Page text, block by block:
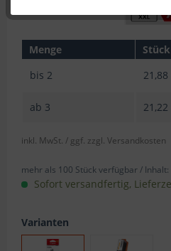
Menge
bis 2
ab 3
inkl. MwSt. / ggf. zzgl. Versandkosten
mehr als 100 Stück verfügbar / Inhalt:
Sofort versandfertig,
Varianten